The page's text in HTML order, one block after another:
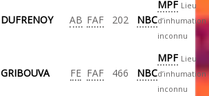
DUFRENOY AB FAF 202 NBC
MPF Lieu
d’inhumation
inconnu
GRIBOUVA FE FAF 466 NBC
MPF Lieu
d’inhumation
inconnu